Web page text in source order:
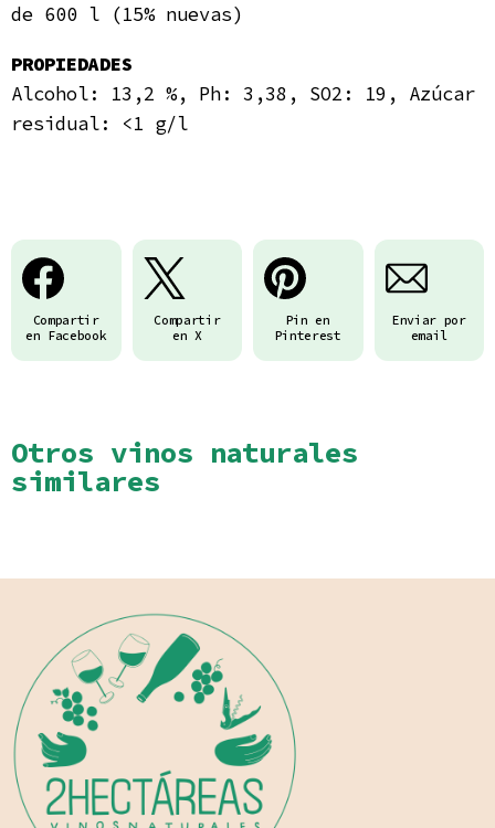
de 600 l (15% nuevas)
PROPIEDADES
Alcohol: 13,2 %, Ph: 3,38, SO2: 19, Azúcar
residual: <1 g/l
Compartir
en Facebook
Compartir
en X
Pin en
Pinterest
Enviar por
email
Otros vinos naturales
similares